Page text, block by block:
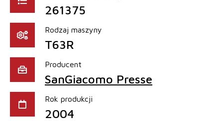
261375
Rodzaj maszyny
T63R
Producent
SanGiacomo Presse
Rok produkcji
2004